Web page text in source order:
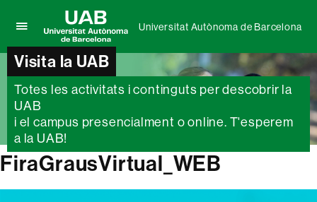
per
desplegar
el
menú
de
Universitat
Autònoma
de
Barcelona
UAB
Universitat
Autònoma
de
Barcelona
Universitat Autònoma de Barcelona
Visita la UAB
Totes les activitats i continguts per descobrir la
UAB
i el campus presencialment o online. T'esperem
a la UAB!
FiraGrausVirtual_WEB